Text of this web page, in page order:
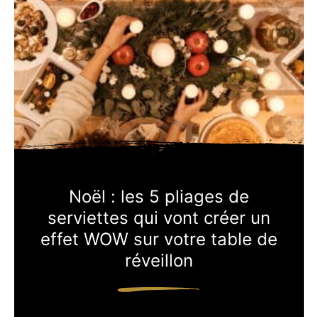
Noël : les 5 pliages de
serviettes qui vont créer un
effet WOW sur votre table de
réveillon